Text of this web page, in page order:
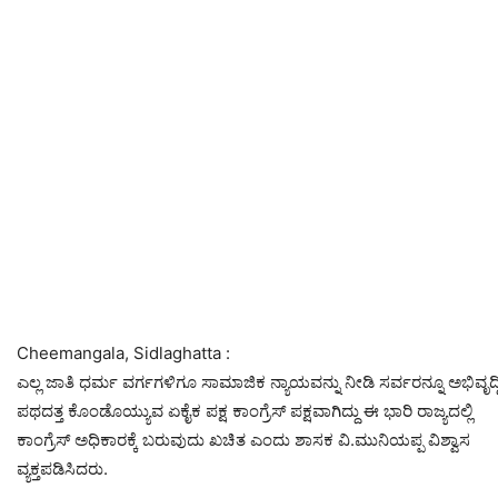
Cheemangala, Sidlaghatta :
ಎಲ್ಲ ಜಾತಿ ಧರ್ಮ ವರ್ಗಗಳಿಗೂ ಸಾಮಾಜಿಕ ನ್ಯಾಯವನ್ನು ನೀಡಿ ಸರ್ವರನ್ನೂ
ಪಥದತ್ತ ಕೊಂಡೊಯ್ಯುವ ಏಕೈಕ ಪಕ್ಷ ಕಾಂಗ್ರೆಸ್ ಪಕ್ಷವಾಗಿದ್ದು ಈ ಭಾರಿ ರಾಜ್ಯದಲ್ಲಿ
ಕಾಂಗ್ರೆಸ್ ಅಧಿಕಾರಕ್ಕೆ ಬರುವುದು ಖಚಿತ ಎಂದು ಶಾಸಕ ವಿ.ಮುನಿಯಪ್ಪ ವಿಶ್ವಾಸ
ವ್ಯಕ್ತಪಡಿಸಿದರು.